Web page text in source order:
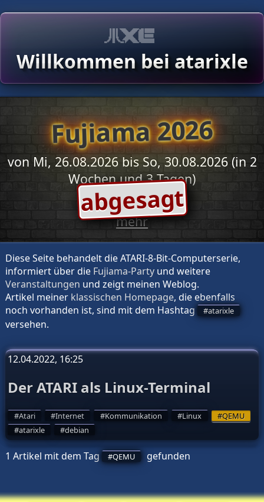
Willkommen bei atarixle
Fujiama 2026
von Mi, 26.08.2026 bis So, 30.08.2026 (in 2
Wochen und 3 Tagen)
abgesagt
mehr
Diese Seite behandelt die ATARI-8-Bit-Computerserie,
informiert über die Fujiama-Partyund weitere
Veranstaltungen und zeigt meinen Weblog.
Artikel meiner klassischen Homepage, die ebenfalls
noch vorhanden ist, sind mit dem Hashtag
atarixle
versehen.
12.04.2022, 16:25
Der ATARI als Linux-Terminal
Atari Internet Kommunikation Linux
QEMU
atarixle
debian
1 Artikel mit dem Tag QEMU gefunden